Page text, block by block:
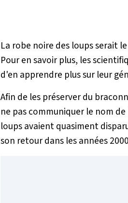
La robe noire des loups serait
Pour en savoir plus, les
d'en apprendre plus sur leur
Afin de les préserver du
ne pas communiquer le nom
loups avaient quasiment
son retour dans les années